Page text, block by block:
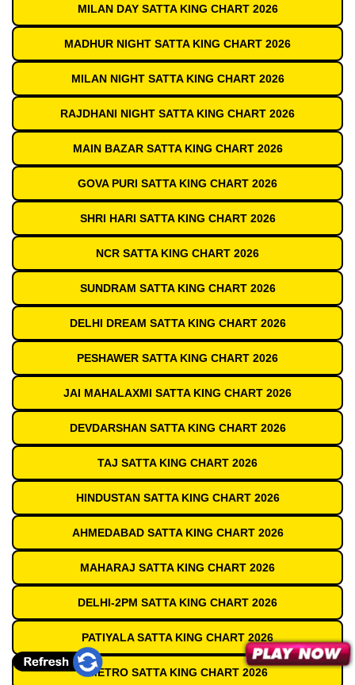
MILAN DAY SATTA KING CHART 2026
MADHUR NIGHT SATTA KING CHART 2026
MILAN NIGHT SATTA KING CHART 2026
RAJDHANI NIGHT SATTA KING CHART 2026
MAIN BAZAR SATTA KING CHART 2026
GOVA PURI SATTA KING CHART 2026
SHRI HARI SATTA KING CHART 2026
NCR SATTA KING CHART 2026
SUNDRAM SATTA KING CHART 2026
DELHI DREAM SATTA KING CHART 2026
PESHAWER SATTA KING CHART 2026
JAI MAHALAXMI SATTA KING CHART 2026
DEVDARSHAN SATTA KING CHART 2026
TAJ SATTA KING CHART 2026
HINDUSTAN SATTA KING CHART 2026
AHMEDABAD SATTA KING CHART 2026
MAHARAJ SATTA KING CHART 2026
DELHI-2PM SATTA KING CHART 2026
PATIYALA SATTA KING CHART 2026
METRO SATTA KING CHART 2026